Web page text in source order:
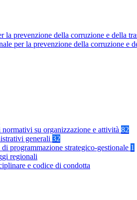
la prevenzione della corruzione e della
per la prevenzione della corruzione e
su organizzazione e attività 82
generali 32
programmazione strategico-gestionale 1
regionali
e codice di condotta